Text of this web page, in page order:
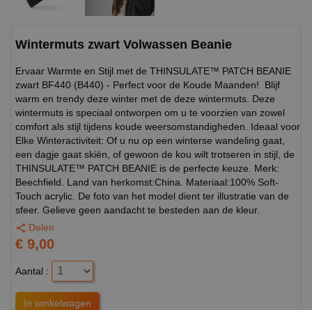
Wintermuts zwart Volwassen Beanie
Ervaar Warmte en Stijl met de THINSULATE™ PATCH BEANIE
zwart BF440 (B440) - Perfect voor de Koude Maanden! Blijf
warm en trendy deze winter met de deze wintermuts. Deze
wintermuts is speciaal ontworpen om u te voorzien van zowel
comfort als stijl tijdens koude weersomstandigheden. Ideaal voor
Elke Winteractiviteit: Of u nu op een winterse wandeling gaat,
een dagje gaat skiën, of gewoon de kou wilt trotseren in stijl, de
THINSULATE™ PATCH BEANIE is de perfecte keuze. Merk:
Beechfield. Land van herkomst:China. Materiaal:100% Soft-
Touch acrylic. De foto van het model dient ter illustratie van de
sfeer. Gelieve geen aandacht te besteden aan de kleur.
Delen
€ 9,00
Aantal :